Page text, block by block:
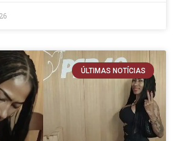
ÚLTIMAS NOTÍCIAS